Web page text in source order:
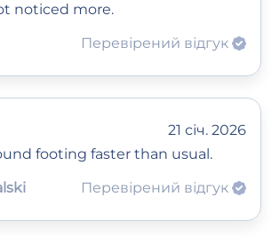
noticed more.
Перевірений відгук
21 січ. 2026
footing faster than usual.
Перевірений відгук